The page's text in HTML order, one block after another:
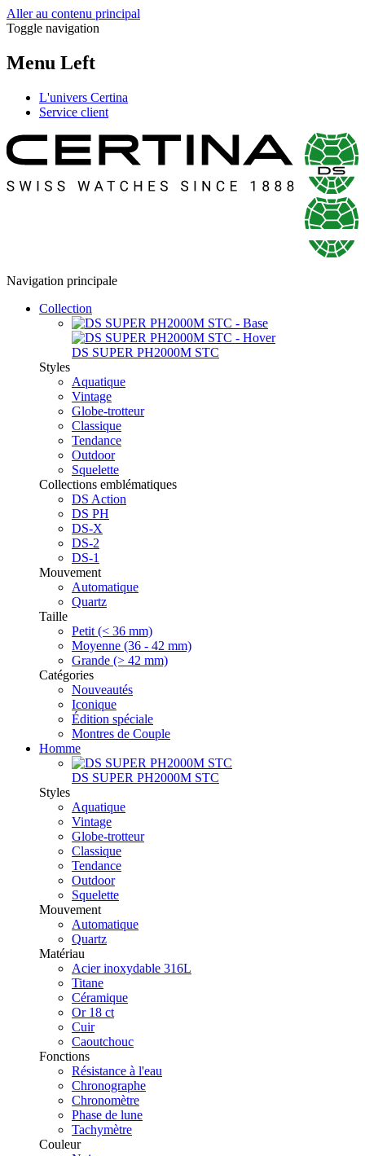
Aller au contenu principal
Toggle navigation
Menu Left
L'univers Certina
Service client
Navigation principale
Collection
DS SUPER PH2000M STC
Styles
Aquatique
Vintage
Globe-trotteur
Classique
Tendance
Outdoor
Squelette
Collections emblématiques
DS Action
DS PH
DS-X
DS-2
DS-1
Mouvement
Automatique
Quartz
Taille
Petit (< 36 mm)
Moyenne (36 - 42 mm)
Grande (> 42 mm)
Catégories
Nouveautés
Iconique
Édition spéciale
Montres de Couple
Homme
DS SUPER PH2000M STC
Styles
Aquatique
Vintage
Globe-trotteur
Classique
Tendance
Outdoor
Squelette
Mouvement
Automatique
Quartz
Matériau
Acier inoxydable 316L
Titane
Céramique
Or 18 ct
Cuir
Caoutchouc
Fonctions
Résistance à l'eau
Chronographe
Chronomètre
Phase de lune
Tachymètre
Couleur